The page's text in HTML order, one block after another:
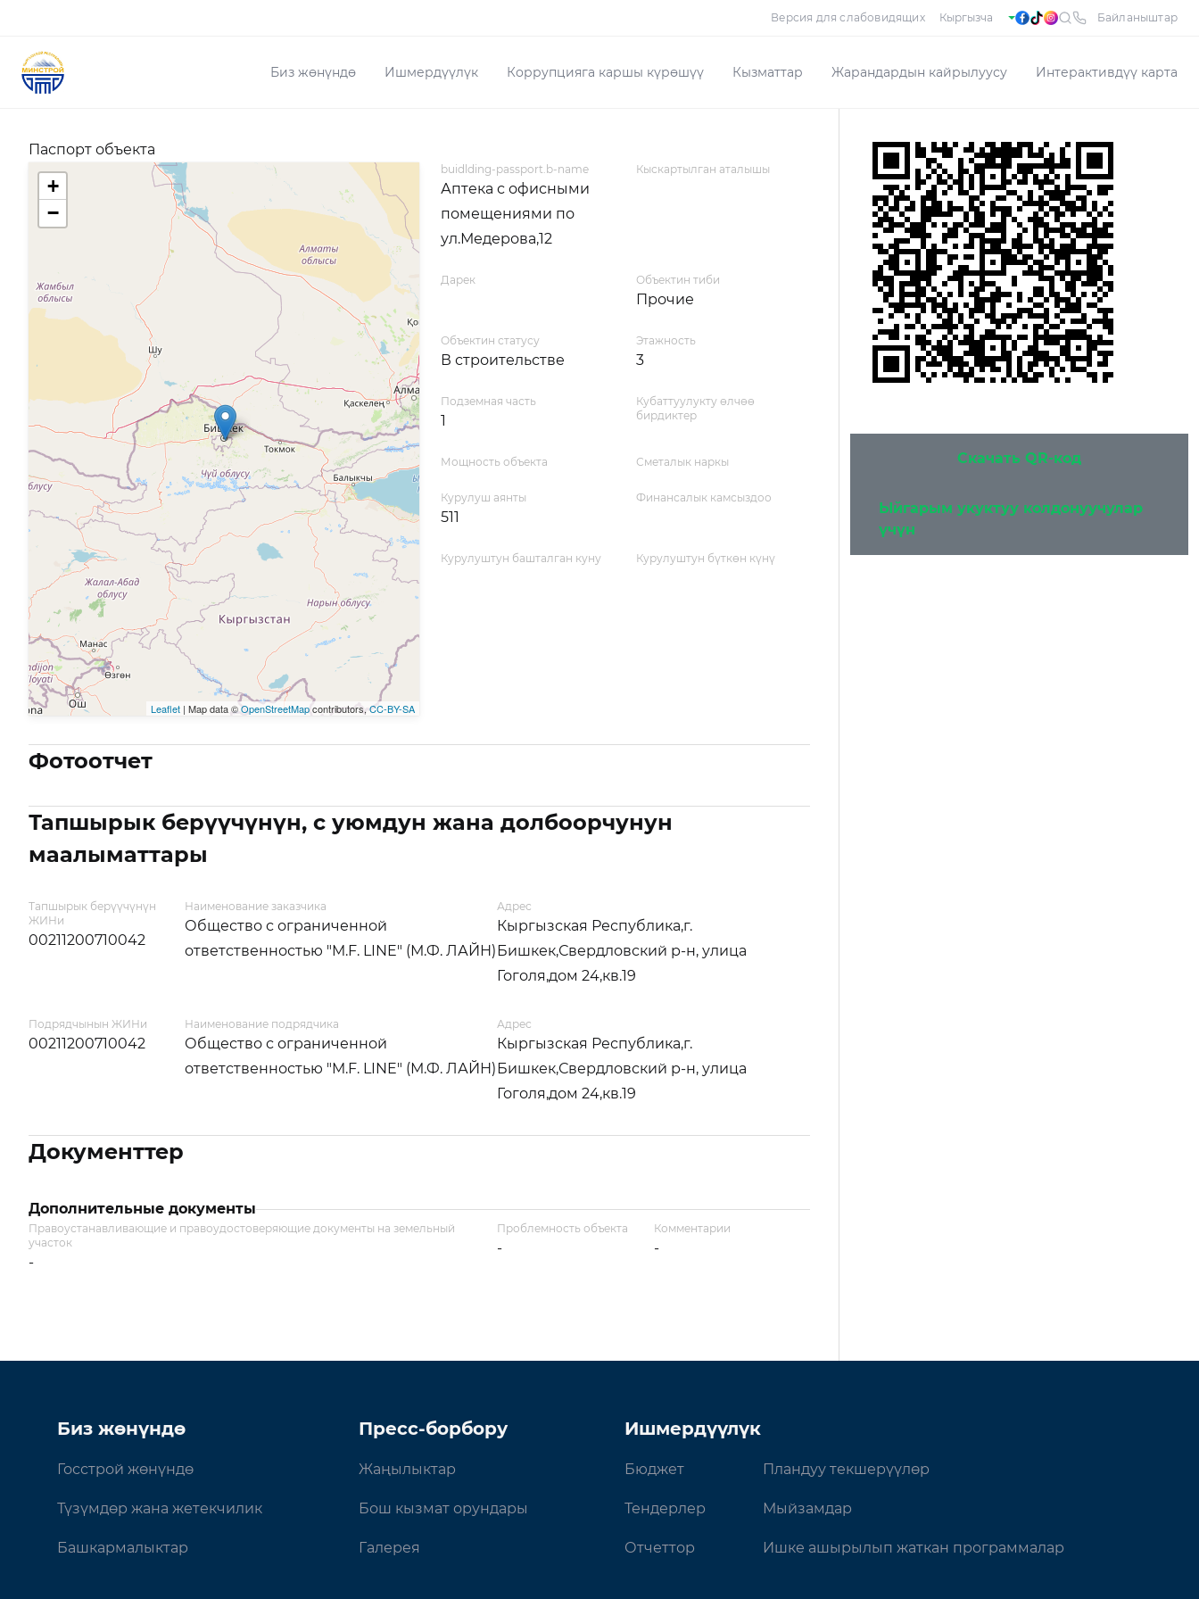
Версия для слабовидящих Байланыштар
Биз жөнүндө Ишмердүүлүк Коррупцияга каршы күрөшүү Кызматтар Жарандардын кайрылуусу Интерактивдүү карта
Паспорт объекта
+
−
Leaflet| Map data ©OpenStreetMapcontributors, CC-BY-SA
buidlding-passport.b-name
Аптека с офисными
помещениями по
ул.Медерова,12
Кыскартылган аталышы
Дарек Объектин тиби
Прочие
Объектин статусу
В строительстве
Этажность
3
Подземная часть
1
Кубаттуулукту өлчөө
бирдиктер
Мощность объекта Сметалык наркы
Курулуш аянты
511
Финансалык камсыздоо
Курулуштун башталган куну Курулуштун бүткөн күнү
Фотоотчет
Тапшырык берүүчүнүн, с уюмдун жана долбоорчунун
маалыматтары
Тапшырык берүүчүнүн
ЖИНи
00211200710042
Наименование заказчика
Общество с ограниченной
ответственностью "M.F. LINE" (М.Ф. ЛАЙН)
Адрес
Кыргызская Республика,г.
Бишкек,Свердловский р-н, улица
Гоголя,дом 24,кв.19
Подрядчынын ЖИНи
00211200710042
Наименование подрядчика
Общество с ограниченной
ответственностью "M.F. LINE" (М.Ф. ЛАЙН)
Адрес
Кыргызская Республика,г.
Бишкек,Свердловский р-н, улица
Гоголя,дом 24,кв.19
Документтер
Дополнительные документы
Правоустанавливающие и правоудостоверяющие документы на земельный
участок
-
Проблемность объекта
-
Комментарии
-
Скачать QR-код
Ыйгарым укуктуу колдонуучулар
үчүн
Биз жөнүндө
Госстрой жөнүндө
Түзүмдөр жана жетекчилик
Башкармалыктар
Пресс-борбору
Жаңылыктар
Бош кызмат орундары
Галерея
Ишмердүүлүк
Бюджет
Тендерлер
Отчеттор
Пландуу текшерүүлөр
Мыйзамдар
Ишке ашырылып жаткан программалар